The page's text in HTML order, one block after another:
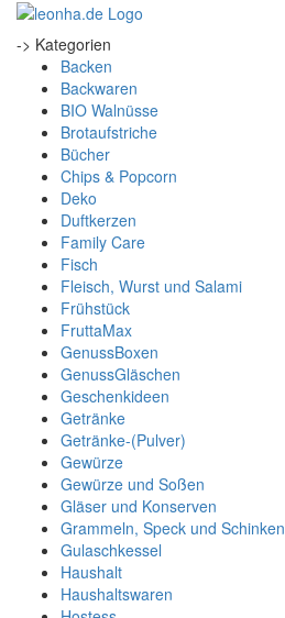
-> Kategorien
Backen
Backwaren
BIO Walnüsse
Brotaufstriche
Bücher
Chips & Popcorn
Deko
Duftkerzen
Family Care
Fisch
Fleisch, Wurst und Salami
Frühstück
FruttaMax
GenussBoxen
GenussGläschen
Geschenkideen
Getränke
Getränke-(Pulver)
Gewürze
Gewürze und Soßen
Gläser und Konserven
Grammeln, Speck und Schinken
Gulaschkessel
Haushalt
Haushaltswaren